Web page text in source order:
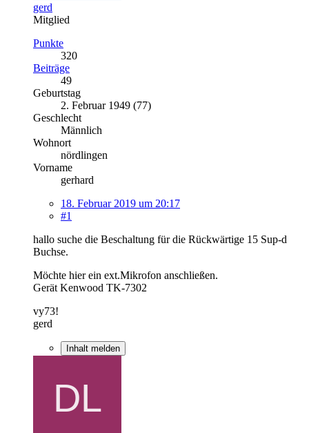
gerd
Mitglied
Punkte
320
Beiträge
49
Geburtstag
2. Februar 1949 (77)
Geschlecht
Männlich
Wohnort
nördlingen
Vorname
gerhard
18. Februar 2019 um 20:17
#1
hallo suche die Beschaltung für die Rückwärtige 15 Sup-d
Buchse.
Möchte hier ein ext.Mikrofon anschließen.
Gerät Kenwood TK-7302
vy73!
gerd
Inhalt melden